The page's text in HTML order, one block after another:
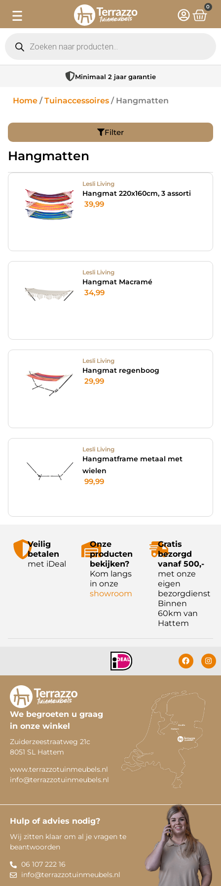
0
Minimaal 2 jaar garantie
Home / Tuinaccessoires / Hangmatten
Filter
Hangmatten
Lesli Living
Hangmat 220x160cm, 3 assorti
39,99
Lesli Living
Hangmat Macramé
34,99
Lesli Living
Hangmat regenboog
29,99
Lesli Living
Hangmatframe metaal met
wielen
99,99
Veilig
betalen
met iDeal
Onze
producten
bekijken?
Kom langs
in onze
showroom
Gratis
bezorgd
vanaf 500,-
met onze
eigen
bezorgdienst
Binnen
60km van
Hattem
We begroeten u graag
in onze winkel
Zuiderzeestraatweg 21c
8051 SL Hattem
www.terrazzotuinmeubels.nl
info@terrazzotuinmeubels.nl
Hulp of advies nodig?
Wij zitten klaar om al je vragen te
beantwoorden
06 107 222 16
info@terrazzotuinmeubels.nl